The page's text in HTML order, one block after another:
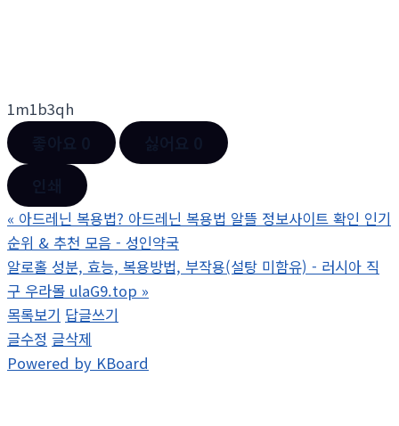
1m1b3qh
« 아드레닌 복용법? 아드레닌 복용법 알뜰 정보사이트 확인 인기
순위 & 추천 모음 - 성인약국
알로홀 성분, 효능, 복용방법, 부작용(설탕 미함유) - 러시아 직
구 우라몰 ulaG9.top »
목록보기 답글쓰기
글수정 글삭제
Powered by KBoard